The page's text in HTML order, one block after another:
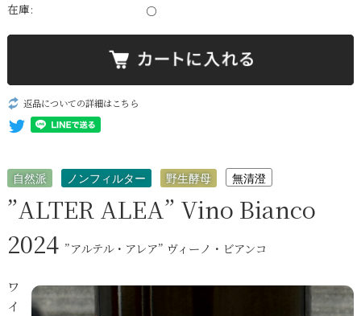
在庫:
○
返品についての詳細はこちら
自然派 ノンフィルター 野生酵母 無清澄
”ALTER ALEA” Vino Bianco
2024 ”アルテル・アレア” ヴィーノ・ビアンコ
ワ
イ